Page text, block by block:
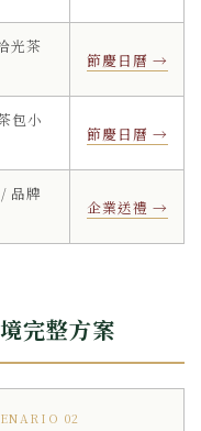
光茶
節慶日曆 →
包小
節慶日曆 →
品牌
企業送禮 →
完整方案
02